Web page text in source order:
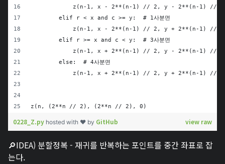
z(n-1, x - 2**(n-1) // 2, y - 2**(n-1) //
        elif r < x and c >= y:  # 1사분면
z(n-1, x - 2**(n-1) // 2, y + 2**(n-1) //
        elif r >= x and c < y:  # 3사분면
z(n-1, x + 2**(n-1) // 2, y - 2**(n-1) //
        else:  # 4사분면
z(n-1, x + 2**(n-1) // 2, y + 2**(n-1) //
z(n, (2**n // 2), (2**n // 2), 0)
view raw
0228_Z.py hosted with ❤ by GitHub
🔎IDEA) 분할정복 - 재귀를 반복하는 포인트를 중간 좌표로 잡
는다.